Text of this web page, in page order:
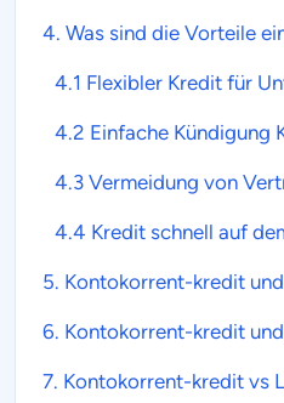
4. Was sind die Vorteile
4.1 Flexibler Kredit für
4.2 Einfache Kündigung
4.3 Vermeidung von
4.4 Kredit schnell auf
5. Kontokorrent-kredit
6. Kontokorrent-kredit
7. Kontokorrent-kredit vs